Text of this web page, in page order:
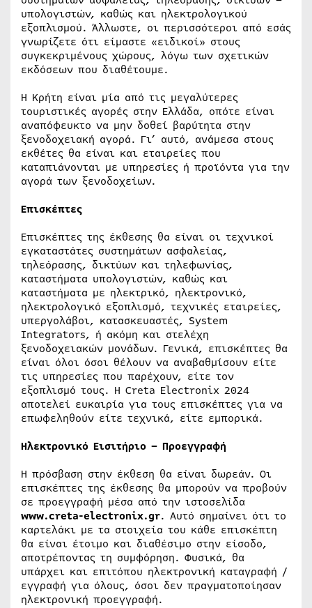
υπολογιστών, καθώς και ηλεκτρολογικού
εξοπλισμού. Άλλωστε, οι περισσότεροι από εσάς
γνωρίζετε ότι είμαστε «ειδικοί» στους
συγκεκριμένους χώρους, λόγω των σχετικών
εκδόσεων που διαθέτουμε.
Η Κρήτη είναι μία από τις μεγαλύτερες
τουριστικές αγορές στην Ελλάδα, οπότε είναι
αναπόφευκτο να μην δοθεί βαρύτητα στην
ξενοδοχειακή αγορά. Γι’ αυτό, ανάμεσα στους
εκθέτες θα είναι και εταιρείες που
καταπιάνονται με υπηρεσίες ή προϊόντα για την
αγορά των ξενοδοχείων.
Επισκέπτες
Επισκέπτες της έκθεσης θα είναι οι τεχνικοί
εγκαταστάτες συστημάτων ασφαλείας,
τηλεόρασης, δικτύων και τηλεφωνίας,
καταστήματα υπολογιστών, καθώς και
καταστήματα με ηλεκτρικό, ηλεκτρονικό,
ηλεκτρολογικό εξοπλισμό, τεχνικές εταιρείες,
υπεργολάβοι, κατασκευαστές, System
Integrators, ή ακόμη και στελέχη
ξενοδοχειακών μονάδων. Γενικά, επισκέπτες θα
είναι όλοι όσοι θέλουν να αναβαθμίσουν είτε
τις υπηρεσίες που παρέχουν, είτε τον
εξοπλισμό τους. Η Creta Electronix 2024
αποτελεί ευκαιρία για τους επισκέπτες για να
επωφεληθούν είτε τεχνικά, είτε εμπορικά.
Ηλεκτρονικό Εισιτήριο – Προεγγραφή
Η πρόσβαση στην έκθεση θα είναι δωρεάν. Οι
επισκέπτες της έκθεσης θα μπορούν να προβούν
σε προεγγραφή μέσα από την ιστοσελίδα
www.creta-electronix.gr. Αυτό σημαίνει ότι το
καρτελάκι με τα στοιχεία του κάθε επισκέπτη
θα είναι έτοιμο και διαθέσιμο στην είσοδο,
αποτρέποντας τη συμφόρηση. Φυσικά, θα
υπάρχει και επιτόπου ηλεκτρονική καταγραφή /
εγγραφή για όλους, όσοι δεν πραγματοποίησαν
ηλεκτρονική προεγγραφή.